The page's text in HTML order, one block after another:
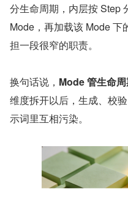
分生命周期，内层按 Step
Mode，再加载该 Mode 下
担一段很窄的职责。
换句话说，​ Mode 管生命
维度拆开以后，生成、校
示词里互相污染。